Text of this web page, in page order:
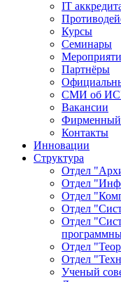
IT
Курсы
Семинары
Партнёры
СМИ об
Вакансии
Фирменный
Контакты
Инновации
Структура
Отдел
Отдел
Отдел
Отдел
Отдел
Отдел
Отдел
Ученый